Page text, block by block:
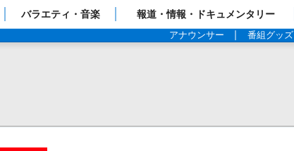
プページ
バラエティ・音楽 報道・情報・ドキュメンタリー
アナウンサー 番組グッズ